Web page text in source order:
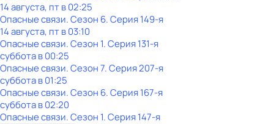
14 августа, пт в 02:25
Опасные связи. Сезон 6. Серия 149-я
14 августа, пт в 03:10
Опасные связи. Сезон 1. Серия 131-я
субботав00:25
Опасные связи. Сезон 7. Серия 207-я
субботав01:25
Опасные связи. Сезон 6. Серия 167-я
субботав02:20
Опасные связи. Сезон 1. Серия 147-я